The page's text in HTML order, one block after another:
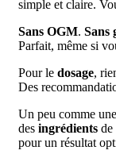
simple et claire.
Sans OGM. Sans
Parfait, même si
Pour le dosage,
Des
Un peu comme
des ingrédients de
pour un résultat